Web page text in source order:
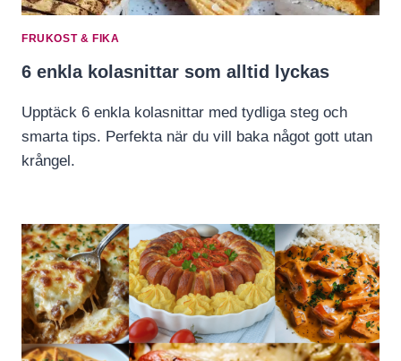
FRUKOST & FIKA
6 enkla kolasnittar som alltid lyckas
Upptäck 6 enkla kolasnittar med tydliga steg och
smarta tips. Perfekta när du vill baka något gott utan
krångel.